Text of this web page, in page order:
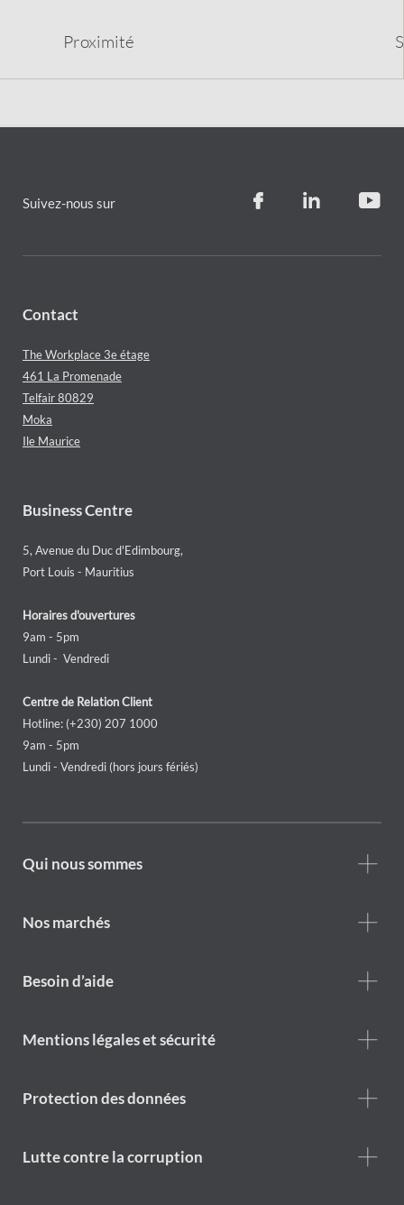
Proximité
Suivez-nous sur
Contact
The Workplace 3e étage
461 La Promenade
Telfair 80829
Moka
Ile Maurice
Business Centre
5, Avenue du Duc d'Edimbourg,
Port Louis - Mauritius
Horaires d'ouvertures
9am - 5pm
Lundi - Vendredi
Centre de Relation Client
Hotline: (+230) 207 1000
9am - 5pm
Lundi - Vendredi (hors jours fériés)
Footer
are
Qui nous sommes
Nos marchés
Footer
Besoin d’aide
Footer
Mentions légales et sécurité
Protection des données
Lutte contre la corruption